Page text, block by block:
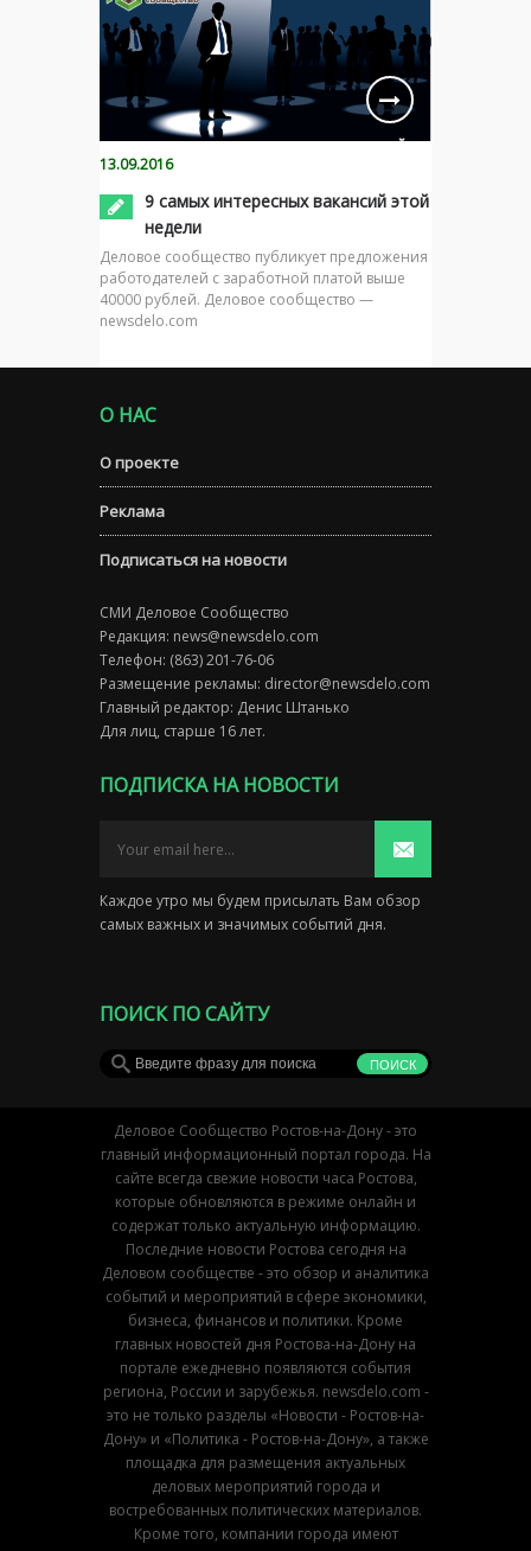
13.09.2016
9 самых интересных вакансий этой
недели
Деловое сообщество публикует предложения
работодателей с заработной платой выше
40000 рублей. Деловое сообщество —
newsdelo.com
О НАС
О проекте
Реклама
Подписаться на новости
СМИ Деловое Сообщество
Редакция: news@newsdelo.com
Телефон: (863) 201-76-06
Размещение рекламы: director@newsdelo.com
Главный редактор: Денис Штанько
Для лиц, старше 16 лет.
ПОДПИСКА НА НОВОСТИ
Каждое утро мы будем присылать Вам обзор
самых важных и значимых событий дня.
ПОИСК ПО САЙТУ
Деловое Сообщество Ростов-на-Дону - это
главный информационный портал города. На
сайте всегда свежие новости часа Ростова,
которые обновляются в режиме онлайн и
содержат только актуальную информацию.
Последние новости Ростова сегодня на
Деловом сообществе - это обзор и аналитика
событий и мероприятий в сфере экономики,
бизнеса, финансов и политики. Кроме
главных новостей дня Ростова-на-Дону на
портале ежедневно появляются события
региона, России и зарубежья. newsdelo.com -
это не только разделы «Новости - Ростов-на-
Дону» и «Политика - Ростов-на-Дону», а также
площадка для размещения актуальных
деловых мероприятий города и
востребованных политических материалов.
Кроме того, компании города имеют